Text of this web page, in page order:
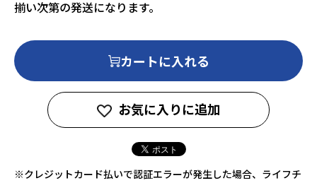
揃い次第の発送になります。
カートに入れる
お気に入りに追加
※クレジットカード払いで認証エラーが発生した場合、ライフチ